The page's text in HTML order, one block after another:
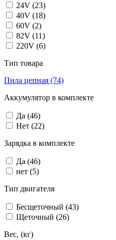
24V (23)
40V (18)
60V (2)
82V (11)
220V (6)
Тип товара
Пила цепная (74)
Аккумулятор в комплекте
Да (46)
Нет (22)
Зарядка в комплекте
Да (46)
нет (5)
Тип двигателя
Бесщеточный (43)
Щеточный (26)
Вес, (кг)